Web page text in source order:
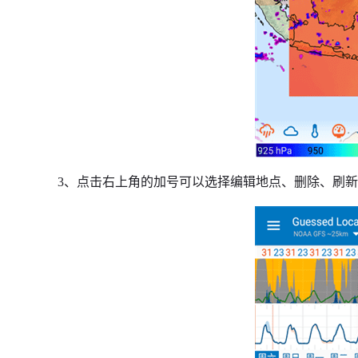
3、点击右上角的加号可以选择编辑地点、删除、刷